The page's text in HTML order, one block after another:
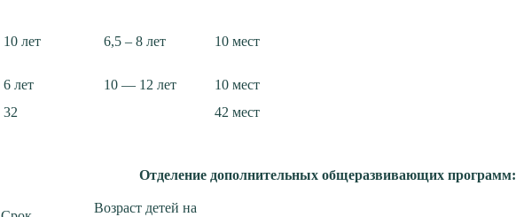
10 лет 6,5 – 8 лет 10 мест
6 лет 10 — 12 лет
10 мест
32 42 мест
Отделение дополнительных общеразвивающих программ:
Возраст детей на